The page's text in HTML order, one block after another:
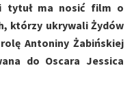
tytuł ma nosić film o
którzy ukrywali Żydów
Antoniny Żabińskiej
do Oscara Jessica